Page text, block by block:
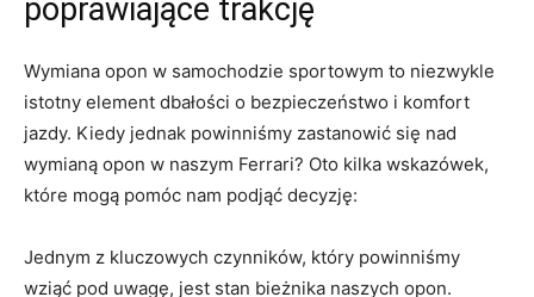
poprawiające⁢ trakcję
Wymiana opon w samochodzie sportowym to niezwykle
istotny⁢ element dbałości o bezpieczeństwo i ‍komfort‌
jazdy. Kiedy jednak powinniśmy ⁣zastanowić się ⁣nad
wymianą opon w naszym​ Ferrari? Oto kilka wskazówek,
które mogą pomóc nam podjąć decyzję:
Jednym z ⁤kluczowych‌ czynników, który powinniśmy
wziąć⁤ pod‍ uwagę, ‌jest ‍stan bieżnika naszych opon.